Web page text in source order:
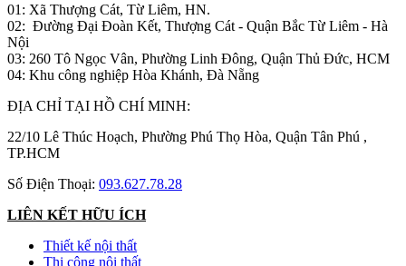
01: Xã Thượng Cát, Từ Liêm, HN.
02: Đường Đại Đoàn Kết, Thượng Cát - Quận Bắc Từ Liêm - Hà
Nội
03: 260 Tô Ngọc Vân, Phường Linh Đông, Quận Thủ Đức, HCM
04: Khu công nghiệp Hòa Khánh, Đà Nẵng
ĐỊA CHỈ TẠI HỒ CHÍ MINH:
22/10 Lê Thúc Hoạch, Phường Phú Thọ Hòa, Quận Tân Phú ,
TP.HCM
Số Điện Thoại: 093.627.78.28
LIÊN KẾT HỮU ÍCH
Thiết kế nội thất
Thi công nội thất